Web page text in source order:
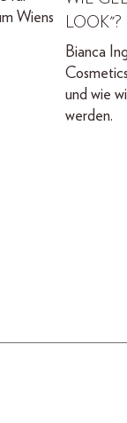
Wiens
LOOK"?
Bianca
und wie
werden.